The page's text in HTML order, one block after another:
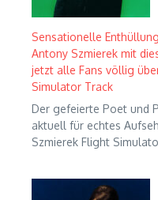
Sensationelle
Antony Szmierek mit
jetzt alle Fans völlig
Simulator Track
Der gefeierte Poet und
aktuell für echtes
Szmierek Flight